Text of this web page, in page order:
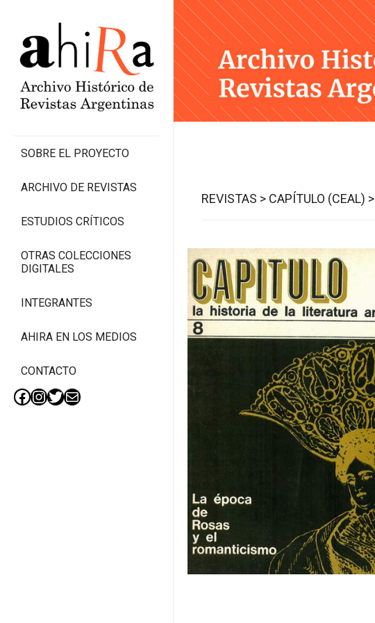
SOBRE EL PROYECTO
ARCHIVO DE REVISTAS
ESTUDIOS CRÍTICOS
OTRAS COLECCIONES
DIGITALES
INTEGRANTES
AHIRA EN LOS MEDIOS
CONTACTO
Facebook
Instagram
Twitter
Mail
REVISTAS > CAPÍTULO (CEAL) >